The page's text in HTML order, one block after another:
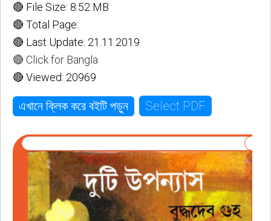
🔴 File Size: 8.52 MB
🔴 Total Page:
🔴 Last Update: 21.11.2019
🔴 Click for Bangla
🔴 Viewed: 20969
এখানে ক্লিক করে বইটি পড়ুন Select PDF